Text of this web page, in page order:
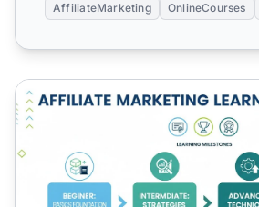
AffiliateMarketing OnlineCourses
Preciso de experiência prévia em